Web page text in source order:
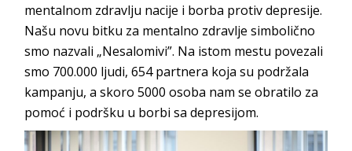
mentalnom zdravlju nacije i borba protiv depresije.
Našu novu bitku za mentalno zdravlje simbolično
smo nazvali „Nesalomivi”. Na istom mestu povezali
smo 700.000 ljudi, 654 partnera koja su podržala
kampanju, a skoro 5000 osoba nam se obratilo za
pomoć i podršku u borbi sa depresijom.